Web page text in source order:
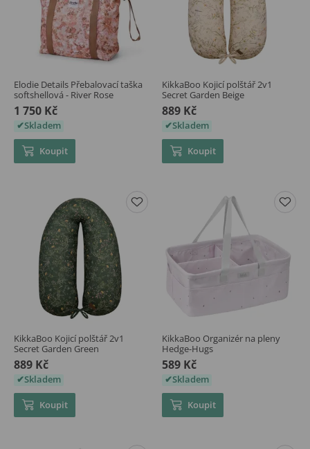
Elodie Details Přebalovací taška
softshellová - River Rose
1 750 Kč
Skladem
Koupit
KikkaBoo Kojicí polštář 2v1
Secret Garden Beige
889 Kč
Skladem
Koupit
KikkaBoo Kojicí polštář 2v1
Secret Garden Green
889 Kč
Skladem
Koupit
KikkaBoo Organizér na pleny
Hedge-Hugs
589 Kč
Skladem
Koupit